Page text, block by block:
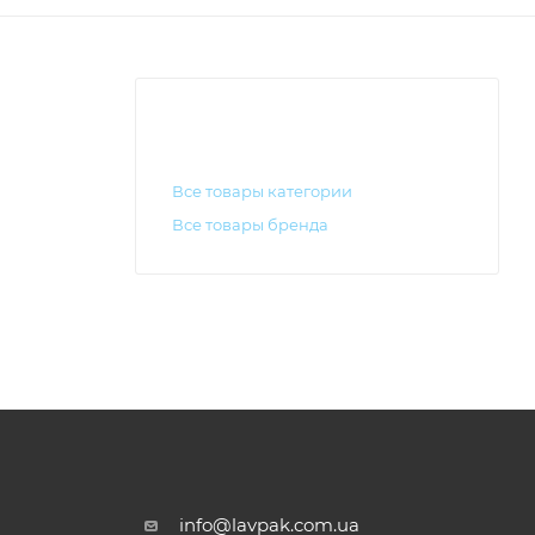
Все товары категории
Все товары бренда
info@lavpak.com.ua